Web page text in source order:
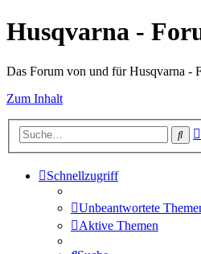
Husqvarna -
Das Forum von und für Husqvarna -
Zum Inhalt
Schnellzugriff
Unbeantwortete
Aktive Themen